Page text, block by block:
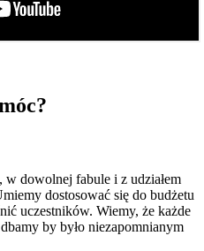
w dowolnej fabule i z udziałem
dostosować się do budżetu
uczestników. Wiemy, że każde
by było niezapomnianym